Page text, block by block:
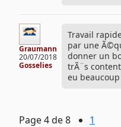
Graumann
20/07/2018
Gosselies
Travail
par une
donner un
trÃ¨s
eu
Page4de 8
1